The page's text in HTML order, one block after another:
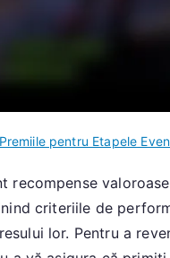
Premiile pentru Etapele
recompense
criteriile de
lor. Pentru a